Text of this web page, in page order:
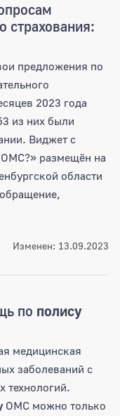
страхования:
предложения по
2023 года
из них были
Виджет с
ОМС?» размещён на
области
Изменен: 13.09.2023
по полису
медицинская
заболеваний с
технологий.
ОМС можно только